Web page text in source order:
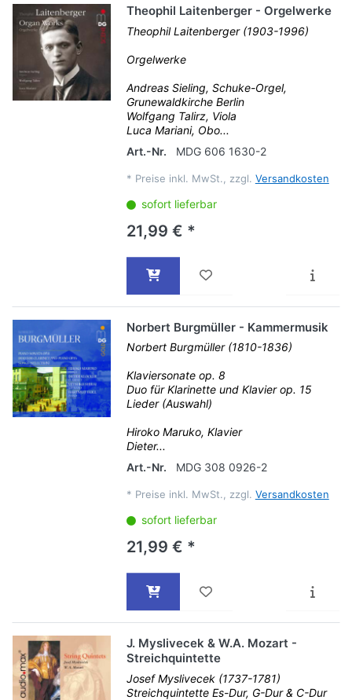
Theophil Laitenberger - Orgelwerke
Theophil Laitenberger (1903-1996)
Orgelwerke
Andreas Sieling, Schuke-Orgel,
Grunewaldkirche Berlin
Wolfgang Talirz, Viola
Luca Mariani, Obo...
Art.-Nr.
MDG 606 1630-2
* Preise inkl. MwSt., zzgl. Versandkosten
sofort lieferbar
21,99 € *
Norbert Burgmüller - Kammermusik
Norbert Burgmüller (1810-1836)
Klaviersonate op. 8
Duo für Klarinette und Klavier op. 15
Lieder (Auswahl)
Hiroko Maruko, Klavier
Dieter...
Art.-Nr.
MDG 308 0926-2
* Preise inkl. MwSt., zzgl. Versandkosten
sofort lieferbar
21,99 € *
J. Myslivecek & W.A. Mozart -
Streichquintette
Josef Myslivecek (1737-1781)
Streichquintette Es-Dur, G-Dur & C-Dur